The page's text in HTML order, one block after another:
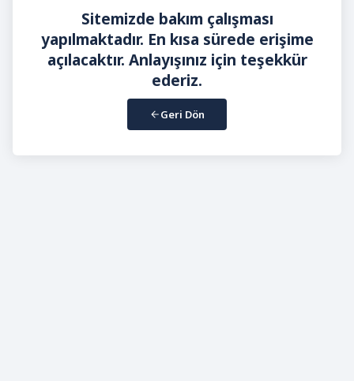
Sitemizde bakım çalışması
yapılmaktadır. En kısa sürede erişime
açılacaktır. Anlayışınız için teşekkür
ederiz.
Geri Dön